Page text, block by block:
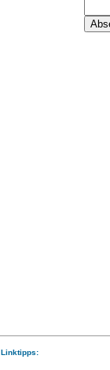
Linktipps: